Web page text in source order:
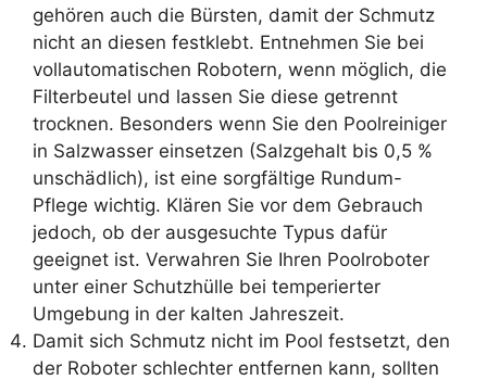
gehören auch die Bürsten, damit der Schmutz
nicht an diesen festklebt. Entnehmen Sie bei
vollautomatischen Robotern, wenn möglich, die
Filterbeutel und lassen Sie diese getrennt
trocknen. Besonders wenn Sie den Poolreiniger
in Salzwasser einsetzen (Salzgehalt bis 0,5 %
unschädlich), ist eine sorgfältige Rundum-
Pflege wichtig. Klären Sie vor dem Gebrauch
jedoch, ob der ausgesuchte Typus dafür
geeignet ist. Verwahren Sie Ihren Poolroboter
unter einer Schutzhülle bei temperierter
Umgebung in der kalten Jahreszeit.
Damit sich Schmutz nicht im Pool festsetzt, den
der Roboter schlechter entfernen kann, sollten